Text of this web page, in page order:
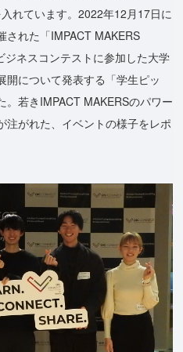
れています。2022年12月17日に
された「IMPACT MAKERS
ジネスコンテストに参加した大学
開について発表する「学生ピッ
若きIMPACT MAKERSのパワー
注がれた、イベントの様子をレポ